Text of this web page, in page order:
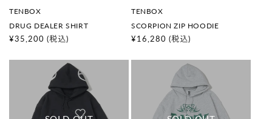
販
元
:
TENBOX
DRUG DEALER SHIRT
通
価
¥35,200 (税込)
販
元
:
TENBOX
SCORPION ZIP HOODIE
通
価
¥16,280 (税込)